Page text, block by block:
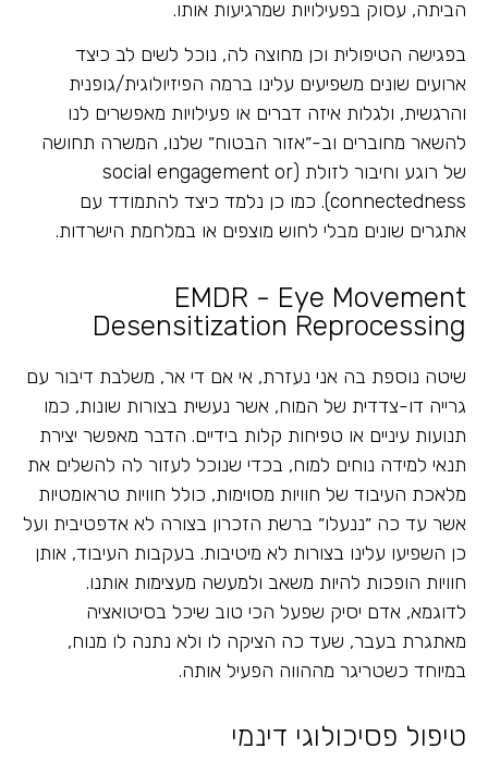
הביתה, עסוק בפעילויות שמרגיעות אותו.
בפגישה הטיפולית וכן מחוצה לה, נוכל לשים לב כיצד
ארועים שונים משפיעים עלינו ברמה הפיזיולוגית/גופנית
והרגשית, ולגלות איזה דברים או פעילויות מאפשרים לנו
להשאר מחוברים וב-״אזור הבטוח״ שלנו, המשרה תחושה
של רוגע וחיבור לזולת (social engagement or
connectedness). כמו כן נלמד כיצד להתמודד עם
אתגרים שונים מבלי לחוש מוצפים או במלחמת הישרדות.
EMDR - Eye Movement
Desensitization Reprocessing
שיטה נוספת בה אני נעזרת, אי אם די אר, משלבת דיבור עם
גרייה דו-צדדית של המוח, אשר נעשית בצורות שונות, כמו
תנועות עיניים או טפיחות קלות בידיים. הדבר מאפשר יצירת
תנאי למידה נוחים למוח, בכדי שנוכל לעזור לה להשלים את
מלאכת העיבוד של חוויות מסוימות, כולל חוויות טראומטיות
אשר עד כה ״ננעלו״ ברשת הזכרון בצורה לא אדפטיבית ועל
כן השפיעו עלינו בצורות לא מיטיבות. בעקבות העיבוד, אותן
חוויות הופכות להיות משאב ולמעשה מעצימות אותנו.
לדוגמא, אדם יסיק שפעל הכי טוב שיכל בסיטואציה
מאתגרת בעבר, שעד כה הציקה לו ולא נתנה לו מנוח,
במיוחד כשטריגר מההווה הפעיל אותה.
טיפול פסיכולוגי דינמי